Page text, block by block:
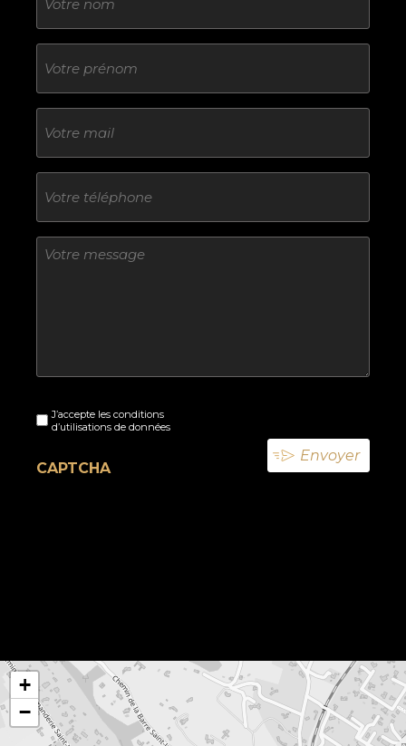
Sans
titre
E-
mail
Téléphone
Sans
titre
titreJ’accepte les conditions
d’utilisations de données
CAPTCHA
+
−